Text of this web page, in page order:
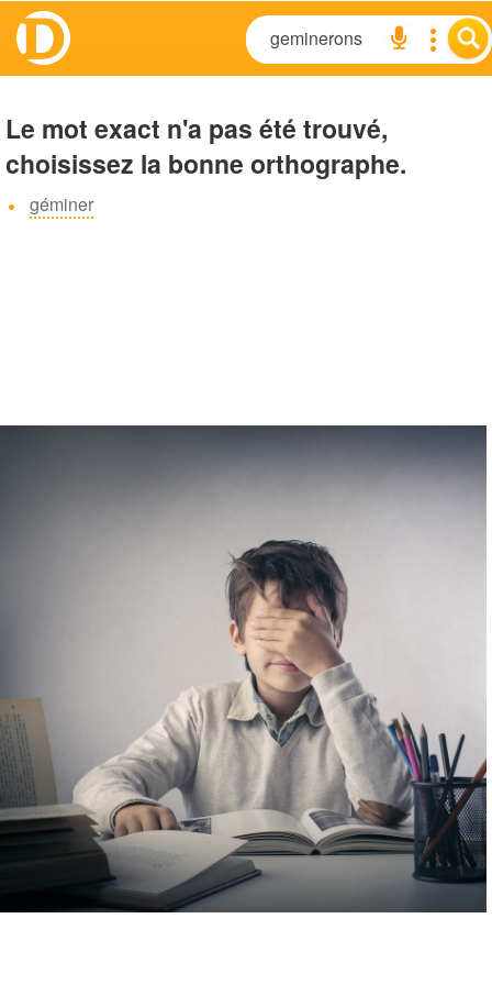
Le mot exact n'a pas été trouvé,
choisissez la bonne orthographe.
géminer